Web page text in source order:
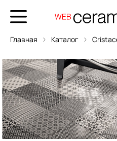
Главная Каталог